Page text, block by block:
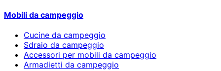
Mobili da campeggio
Cucine da campeggio
Sdraio da campeggio
Accessori per mobili da campeggio
Armadietti da campeggio